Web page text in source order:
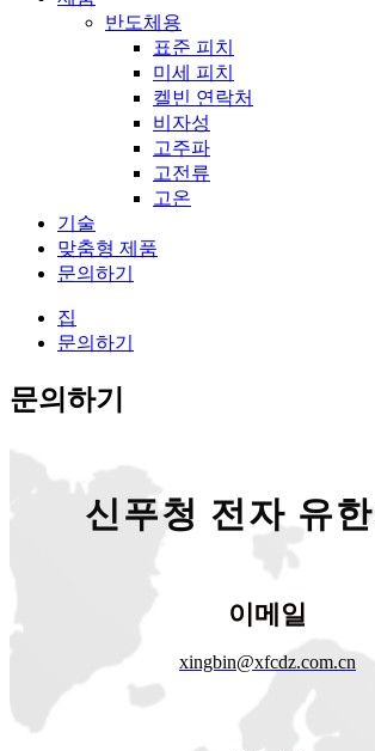
반도체용
표준 피치
미세 피치
켈빈 연락처
비자성
고주파
고전류
고온
기술
맞춤형 제품
문의하기
집
문의하기
문의하기
신푸청 전자 유
이메일
xingbin@xfcdz.com.cn